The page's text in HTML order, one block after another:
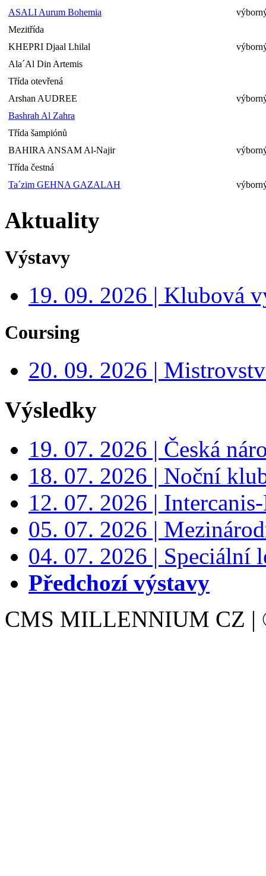
ASALI Aurum Bohemia
Mezitřída
KHEPRI Djaal Lhilal
Ala´Al Din Artemis
Třída otevřená
Arshan AUDREE
Bashrah Al Zahra
Třída šampiónů
BAHIRA ANSAM Al-Najir
Třída čestná
Ta´zim GEHNA GAZALAH
Aktuality
Výstavy
19. 09. 2026 | Klubová
Coursing
20. 09. 2026 |
Výsledky
19. 07. 2026 | Česká
18. 07. 2026 | Noční
12. 07. 2026 |
05. 07. 2026 |
04. 07. 2026 | Speciální
Předchozí výstavy
CMS MILLENNIUM CZ |